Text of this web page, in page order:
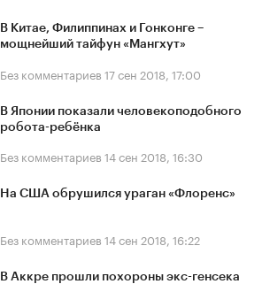
В Китае, Филиппинах и Гонконге –
мощнейший тайфун «Мангхут»
Без комментариев 17 сен 2018, 17:00
В Японии показали человекоподобного
робота-ребёнка
Без комментариев 14 сен 2018, 16:30
На США обрушился ураган «Флоренс»
Без комментариев 14 сен 2018, 16:22
В Аккре прошли похороны экс-генсека